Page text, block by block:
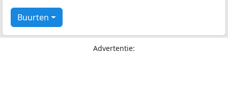
Buurten
Advertentie: